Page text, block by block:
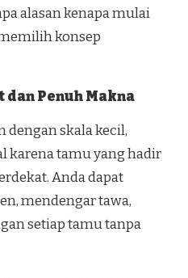
alasan kenapa mulai
konsep
dan Penuh Makna
skala kecil,
karena tamu yang hadir
Anda dapat
mendengar tawa,
setiap tamu tanpa